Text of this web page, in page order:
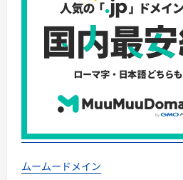
ムームードメイン